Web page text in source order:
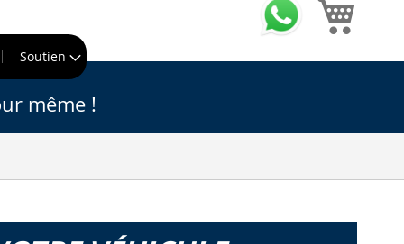
Soutien
même !